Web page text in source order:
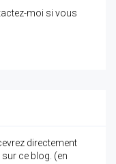
moi si vous
directement
ce blog. (en